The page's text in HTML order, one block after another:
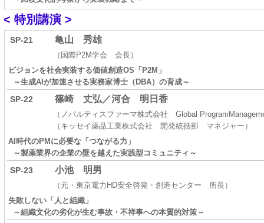
< 特別講演 >
SP-21 亀山 秀雄
（国際P2M学会 会長）
ビジョンを社会実装する価値創造OS「P2M」
～生成AIが加速させる実務家博士（DBA）の育成～
SP-22 篠崎 丈弘／河合 明日香
（ノバルティスファーマ株式会社 Global
（キッセイ薬品工業株式会社 開発統括部 マネジャー）
AI時代のPMに必要な「つながる力」
～製薬業界の企業の壁を越えた実践型コミュニティ～
SP-23 小池 明男
（元・東京電力HD安全啓発・創造センター 所長）
失敗しない「人と組織」
～組織文化の劣化が生む事故・不祥事への本質的対策～